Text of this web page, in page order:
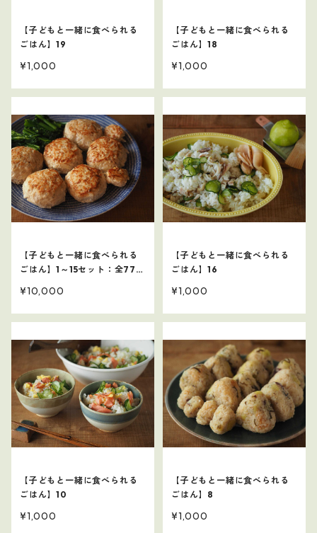
【子どもと一緒に食べられる
ごはん】19
¥1,000
【子どもと一緒に食べられる
ごはん】18
¥1,000
【子どもと一緒に食べられる
ごはん】1～15セット：全77レ
¥10,000
【子どもと一緒に食べられる
ごはん】16
¥1,000
【子どもと一緒に食べられる
ごはん】10
¥1,000
【子どもと一緒に食べられる
ごはん】8
¥1,000